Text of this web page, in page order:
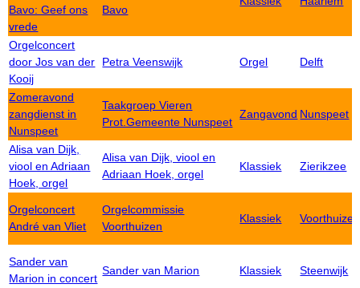
Bavo: Geef ons
vrede
Bavo
Orgelconcert
door Jos van der
Kooij
Petra Veenswijk Orgel Delft
Zomeravond
zangdienst in
Nunspeet
Taakgroep Vieren
Prot.Gemeente Nunspeet
Zangavond Nunspeet
Alisa van Dijk,
viool en Adriaan
Hoek, orgel
Alisa van Dijk, viool en
Adriaan Hoek, orgel
Klassiek Zierikzee
Orgelconcert
André van Vliet
Orgelcommissie
Voorthuizen
Klassiek Voorthuizen
Sander van
Marion in concert
Sander van Marion Klassiek Steenwijk